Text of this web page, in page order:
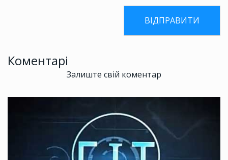
Коментарі
Залиште свій коментар